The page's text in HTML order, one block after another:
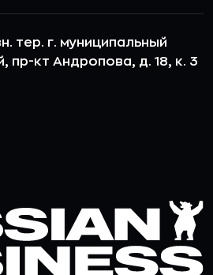
тер. г. муниципальный
пр-кт Андропова, д. 18, к. 3